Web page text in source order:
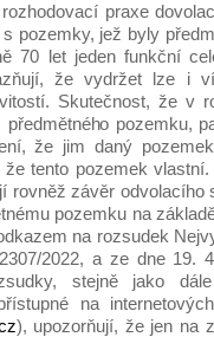
praxe
pozemky, jež byly
70 let jeden funkční
že vydržet lze i
Skutečnost, že v
pozemku,
že jim daný
tento pozemek
rovněž závěr odvolacího
pozemku na
na rozsudek
2022, a ze dne 19.
stejně jako
na
), upozorňují, že jen na